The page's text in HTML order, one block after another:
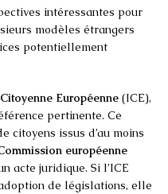
intéressantes pour
modèles étrangers
potentiellement
Européenne (ICE),
pertinente. Ce
citoyens issus d’au moins
européenne
acte juridique. Si l’ICE
de législations, elle